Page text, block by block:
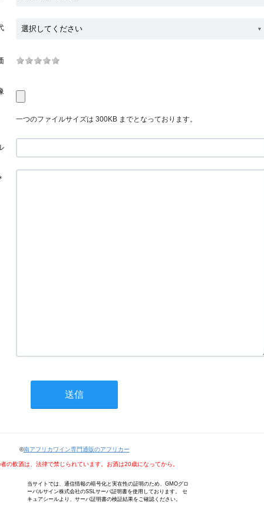
一つのファイルサイズは 300KB までとなっております。
©南アフリカワイン専門通販のアフリカー
の飲酒は、法律で禁じられています。お酒は20歳になってから。
当サイトでは、通信情報の暗号化と実在性の証明のため、GMOグロ
ーバルサイン株式会社のSSLサーバ証明書を使用しております。 セ
キュアシールより、サーバ証明書の検証結果をご確認ください。